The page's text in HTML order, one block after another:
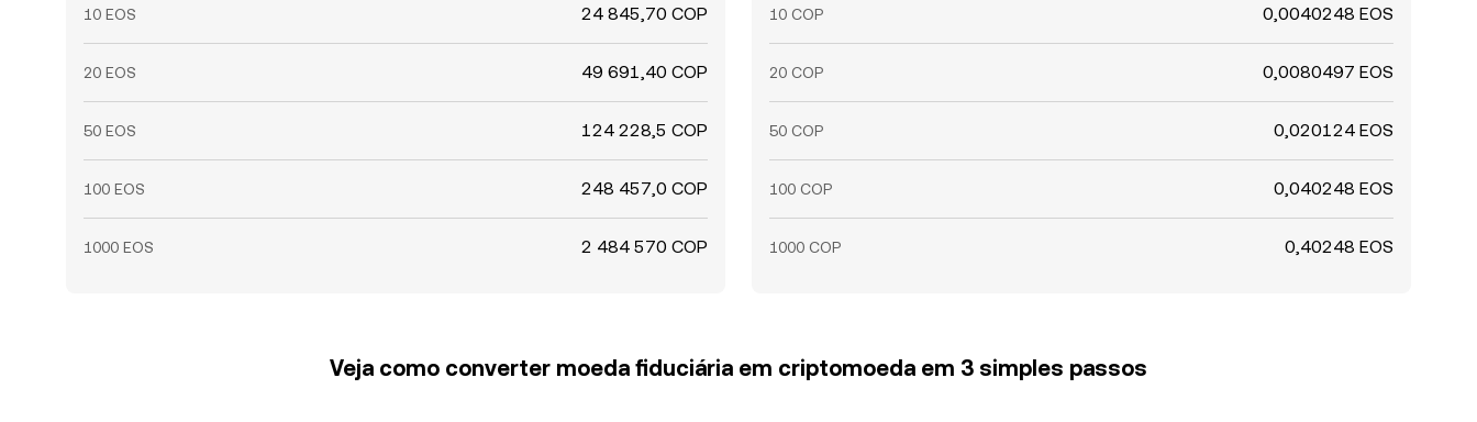
10 EOS 24 845,70 COP
20 EOS 49 691,40 COP
50 EOS 124 228,5 COP
100 EOS 248 457,0 COP
1000 EOS 2 484 570 COP
10 COP 0,0040248 EOS
20 COP 0,0080497 EOS
50 COP 0,020124 EOS
100 COP 0,040248 EOS
1000 COP 0,40248 EOS
Veja como converter moeda fiduciária em criptomoeda em 3 simples passos